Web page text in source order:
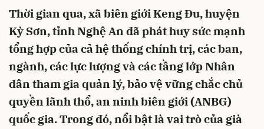
Thời gian qua, xã biên giới Keng Đu, huyện
Kỳ Sơn, tỉnh Nghệ An đã phát huy sức mạnh
tổng hợp của cả hệ thống chính trị, các ban,
ngành, các lực lượng và các tầng lớp Nhân
dân tham gia quản lý, bảo vệ vững chắc chủ
quyền lãnh thổ, an ninh biên giới (ANBG)
quốc gia. Trong đó, nổi bật là vai trò của già